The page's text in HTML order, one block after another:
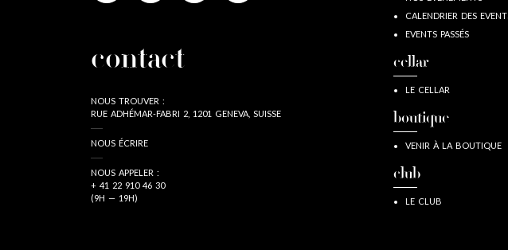
contact
NOUS TROUVER :
RUE ADHÉMAR-FABRI 2, 1201 GENEVA, SUISSE
NOUS ÉCRIRE
NOUS APPELER :
+ 41 22 910 46 30
(9H — 19H)
CALENDRIER DES
EVENTS PASSÉS
cellar
LE CELLAR
boutique
VENIR À LA BOUTIQUE
club
LE CLUB